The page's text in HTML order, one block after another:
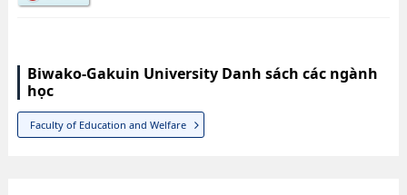
Biwako-Gakuin University Danh sách các ngành
học
Faculty of Education and Welfare